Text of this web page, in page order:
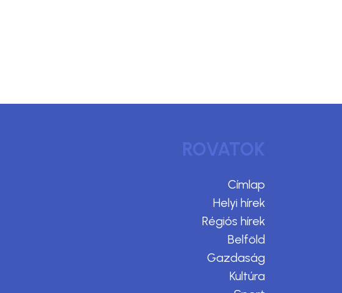
ROVATOK
Címlap
Helyi hírek
Régiós hírek
Belföld
Gazdaság
Kultúra